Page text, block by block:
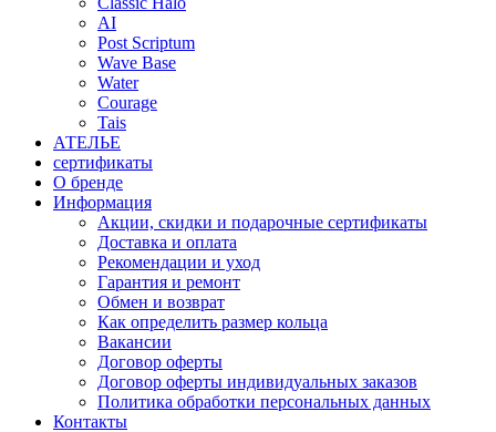
AI
Post Scriptum
Wave Base
Water
Courage
Tais
АТЕЛЬЕ
сертификаты
О бренде
Информация
Акции, скидки и подарочные сертификаты
Доставка и оплата
Рекомендации и уход
Гарантия и ремонт
Обмен и возврат
Как определить размер кольца
Вакансии
Договор оферты
Договор оферты индивидуальных заказов
Политика обработки персональных данных
Контакты